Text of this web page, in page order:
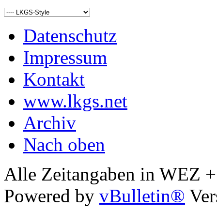
Datenschutz
Impressum
Kontakt
www.lkgs.net
Archiv
Nach oben
Alle Zeitangaben in WEZ
Powered by vBulletin®